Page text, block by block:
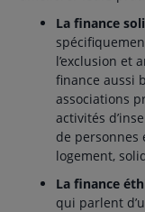
La finance
l’exclusion et
finance aussi
associations
activités
de personnes
logement,
La finance
qui parlent